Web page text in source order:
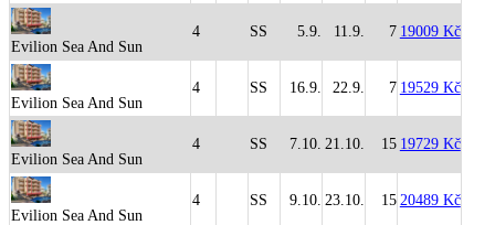
Evilion Sea And Sun
4 SS 5.9. 11.9. 7 19009 Kč
Evilion Sea And Sun
4 SS 16.9. 22.9. 7 19529 Kč
Evilion Sea And Sun
4 SS 7.10. 21.10. 15 19729 Kč
Evilion Sea And Sun
4 SS 9.10. 23.10. 15 20489 Kč